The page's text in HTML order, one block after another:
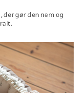
der gør den nem og